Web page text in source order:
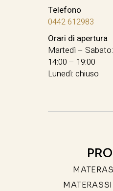
Telefono
0442 612983
Orari di apertura
Martedì –
14:00 – 19:00
Lunedì: chiuso